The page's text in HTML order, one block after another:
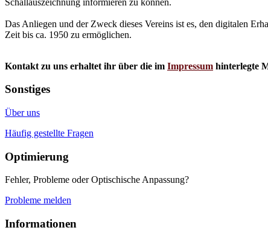
Das Anliegen und der Zweck dieses Vereins ist es, den digitalen
Zeit bis ca. 1950 zu ermöglichen.
Kontakt zu uns erhaltet ihr über die im Impressum hinterlegte
Sonstiges
Über uns
Häufig gestellte Fragen
Optimierung
Fehler, Probleme oder Optischische Anpassung?
Probleme melden
Informationen